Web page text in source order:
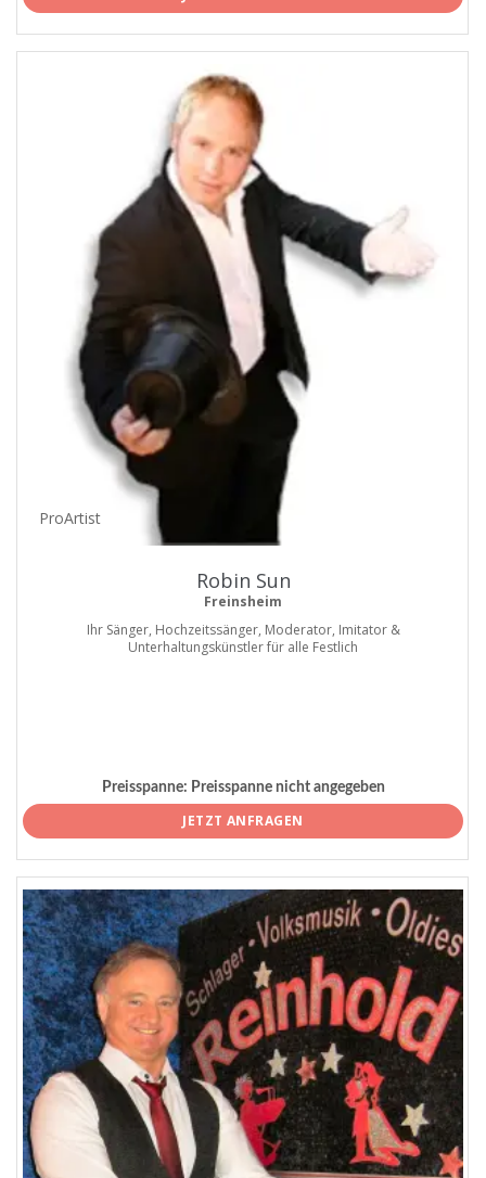
ProArtist
Robin Sun
Freinsheim
Ihr Sänger, Hochzeitssänger, Moderator, Imitator &
Unterhaltungskünstler für alle Festlich
Preisspanne: Preisspanne nicht angegeben
JETZT ANFRAGEN